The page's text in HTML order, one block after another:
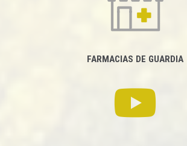
FARMACIAS DE GUARDIA